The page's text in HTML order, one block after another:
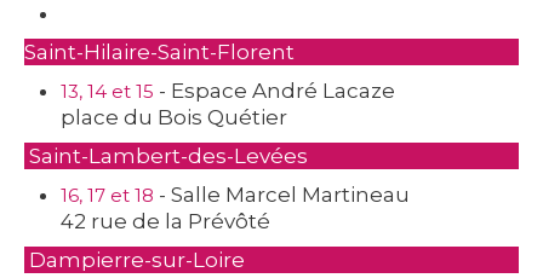
Saint-Hilaire-Saint-Florent
13, 14 et 15 - Espace André Lacaze
place du Bois Quétier
Saint-Lambert-des-Levées
16, 17 et 18 - Salle Marcel Martineau
42 rue de la Prévôté
Dampierre-sur-Loire